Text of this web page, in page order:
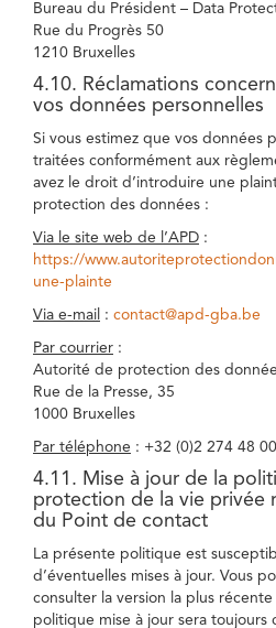
Bureau du Président – Data
Rue du Progrès 50
1210 Bruxelles
4.10. Réclamations
vos données personnelles
Si vous estimez que vos données
traitées conformément aux
avez le droit d’introduire une
protection des données :
Via le site web de l’APD :
https://
une-plainte
Via e-mail : contact@apd-gba.be
Par courrier :
Autorité de protection des
Rue de la Presse, 35
1000 Bruxelles
Par téléphone : +32 (0)2 274 48 00
4.11. Mise à jour de la
protection de la vie privée
du Point de contact
La présente politique est
d’éventuelles mises à jour. Vous
consulter la version la plus
politique mise à jour sera toujours